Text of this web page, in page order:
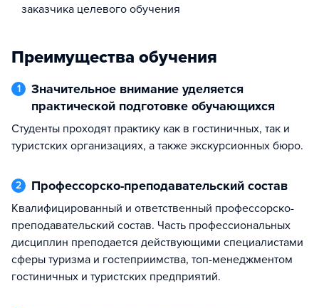
заказчика целевого обучения
Преимущества обучения
1
Значительное внимание уделяется
практической подготовке обучающихся
Студенты проходят практику как в гостиничных, так и
туристских организациях, а также экскурсионных бюро.
2 Профессорско-преподавательский состав
Квалифицированный и ответственный профессорско-
преподавательский состав. Часть профессиональных
дисциплин преподается действующими специалистами
сферы туризма и гостеприимства, топ-менеджментом
гостиничных и туристских предприятий.